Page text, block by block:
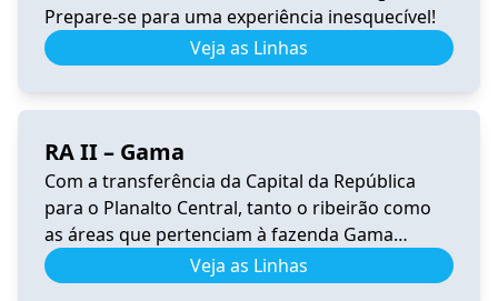
Prepare-se para uma experiência inesquecível!
Veja as Linhas
RA II – Gama
Com a transferência da Capital da República
para o Planalto Central, tanto o ribeirão como
as áreas que pertenciam à fazenda Gama
ficaram dentro da área escolhida para sediar a
nova capital do Brasil. Conforme o Censo
Veja as Linhas